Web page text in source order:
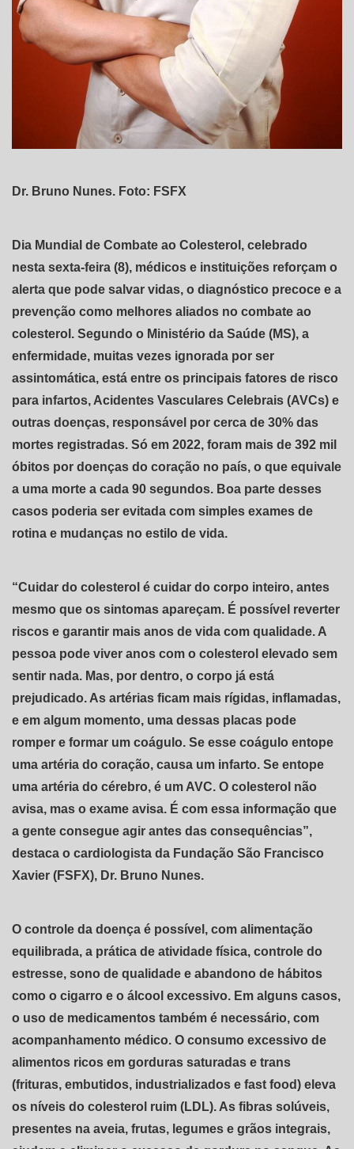
Dr. Bruno Nunes. Foto: FSFX
Dia Mundial de Combate ao Colesterol, celebrado
nesta sexta-feira (8), médicos e instituições reforçam o
alerta que pode salvar vidas, o diagnóstico precoce e a
prevenção como melhores aliados no combate ao
colesterol. Segundo o Ministério da Saúde (MS), a
enfermidade, muitas vezes ignorada por ser
assintomática, está entre os principais fatores de risco
para infartos, Acidentes Vasculares Celebrais (AVCs) e
outras doenças, responsável por cerca de 30% das
mortes registradas. Só em 2022, foram mais de 392 mil
óbitos por doenças do coração no país, o que equivale
a uma morte a cada 90 segundos. Boa parte desses
casos poderia ser evitada com simples exames de
rotina e mudanças no estilo de vida.
“Cuidar do colesterol é cuidar do corpo inteiro, antes
mesmo que os sintomas apareçam. É possível reverter
riscos e garantir mais anos de vida com qualidade. A
pessoa pode viver anos com o colesterol elevado sem
sentir nada. Mas, por dentro, o corpo já está
prejudicado. As artérias ficam mais rígidas, inflamadas,
e em algum momento, uma dessas placas pode
romper e formar um coágulo. Se esse coágulo entope
uma artéria do coração, causa um infarto. Se entope
uma artéria do cérebro, é um AVC. O colesterol não
avisa, mas o exame avisa. É com essa informação que
a gente consegue agir antes das consequências”,
destaca o cardiologista da Fundação São Francisco
Xavier (FSFX), Dr. Bruno Nunes.
O controle da doença é possível, com alimentação
equilibrada, a prática de atividade física, controle do
estresse, sono de qualidade e abandono de hábitos
como o cigarro e o álcool excessivo. Em alguns casos,
o uso de medicamentos também é necessário, com
acompanhamento médico. O consumo excessivo de
alimentos ricos em gorduras saturadas e trans
(frituras, embutidos, industrializados e fast food) eleva
os níveis do colesterol ruim (LDL). As fibras solúveis,
presentes na aveia, frutas, legumes e grãos integrais,